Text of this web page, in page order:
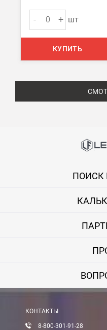
- + шт
КУПИТЬ
ПОИСК
КОНТАКТЫ
8-800-301-91-28